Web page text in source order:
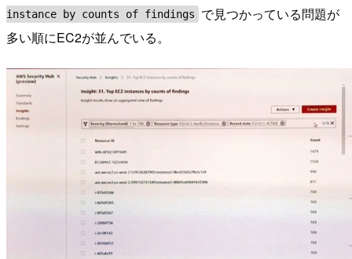
instance by counts of findings
で見つかっている問題が
多い順にEC2が並んでいる。